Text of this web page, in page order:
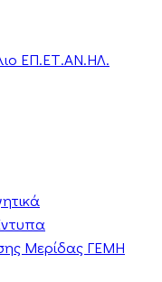
ΕΠ.ΕΤ.ΑΝ.ΗΛ.
Μερίδας ΓΕΜΗ